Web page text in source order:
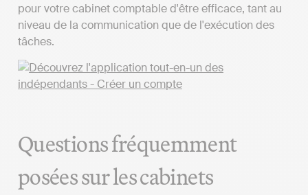
pour votre cabinet comptable d'être efficace, tant au
niveau de la communication que de l'exécution des
tâches.
Questions fréquemment
posées sur les cabinets